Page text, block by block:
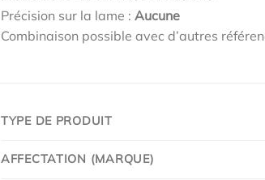
Précision sur la lame : Aucune
Combinaison possible avec d’autres
TYPE DE PRODUIT
AFFECTATION (MARQUE)